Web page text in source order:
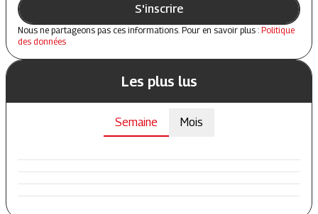
S'inscrire
Nous ne partageons pas ces informations. Pour en savoir plus : Politique
des données
Les plus lus
Semaine Mois